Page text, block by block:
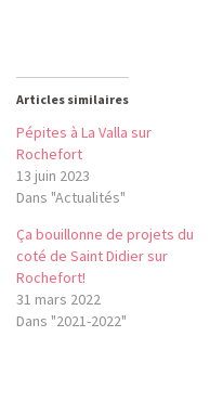
Articles similaires
Pépites à La Valla sur
Rochefort
13 juin 2023
Dans "Actualités"
Ça bouillonne de projets du
coté de Saint Didier sur
Rochefort!
31 mars 2022
Dans "2021-2022"